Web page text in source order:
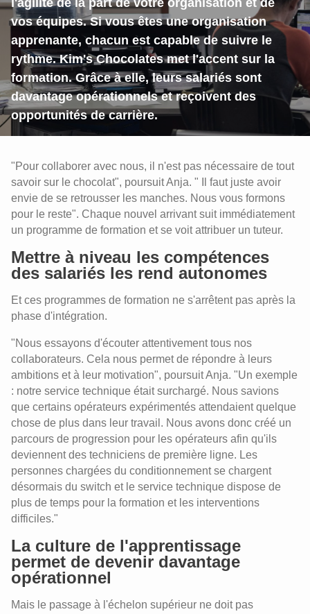
l'agilité de la part de votre organisation et de
vos équipes. Si vous êtes une organisation
apprenante, chacun est capable de suivre le
rythme. Kim's Chocolates met l'accent sur la
formation. Grâce à elle, leurs salariés sont
davantage opérationnels et reçoivent des
opportunités de carrière.
"Pour collaborer avec nous, il n'est pas nécessaire de tout
savoir sur le chocolat", poursuit Anja. " Il faut juste avoir
envie de se retrousser les manches. Nous vous formons
pour le reste". Chaque nouvel arrivant suit immédiatement
un programme de formation et se voit attribuer un tuteur.
Mettre à niveau les compétences
des salariés les rend autonomes
Et ces programmes de formation ne s'arrêtent pas après la
phase d'intégration.
"Nous essayons d'écouter attentivement tous nos
collaborateurs. Cela nous permet de répondre à leurs
ambitions et à leur motivation", poursuit Anja. "Un exemple
: notre service technique était surchargé. Nous savions
que certains opérateurs expérimentés attendaient quelque
chose de plus dans leur travail. Nous avons donc créé un
parcours de progression pour les opérateurs afin qu'ils
deviennent des techniciens de première ligne. Les
personnes chargées du conditionnement se chargent
désormais du switch et le service technique dispose de
plus de temps pour la formation et les interventions
difficiles."
La culture de l'apprentissage
permet de devenir davantage
opérationnel
Mais le passage à l'échelon supérieur ne doit pas